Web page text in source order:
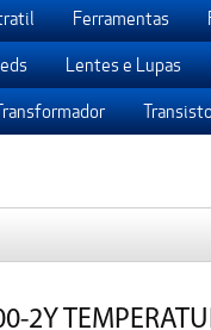
Ferramentas
Lentes e Lupas
2Y